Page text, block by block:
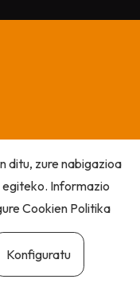
ditu, zure nabigazioa
Informazio
Cookien Politika
Konfiguratu